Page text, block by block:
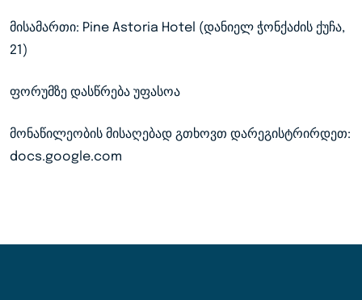
მისამართი: Pine Astoria Hotel (დანიელ ჭონქაძის ქუჩა,
21)
ფორუმზე დასწრება უფასოა
მონაწილეობის მისაღებად გთხოვთ დარეგისტრირდეთ:
docs.google.com